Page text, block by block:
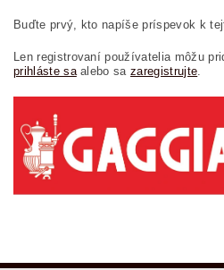
Buďte prvý, kto napíše príspevok k
Len registrovaní používatelia môžu
prihláste saalebo sazaregistrujte